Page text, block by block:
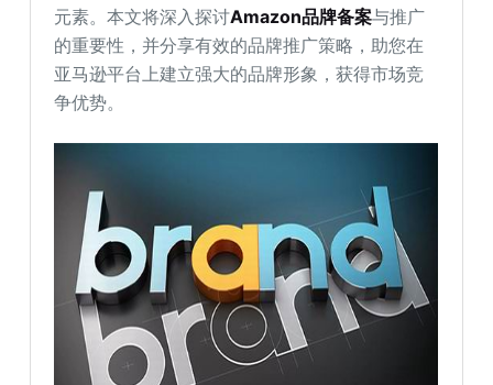
元素。本文将深入探讨Amazon品牌备案与推广
的重要性，并分享有效的品牌推广策略，助您在
亚马逊平台上建立强大的品牌形象，获得市场竞
争优势。